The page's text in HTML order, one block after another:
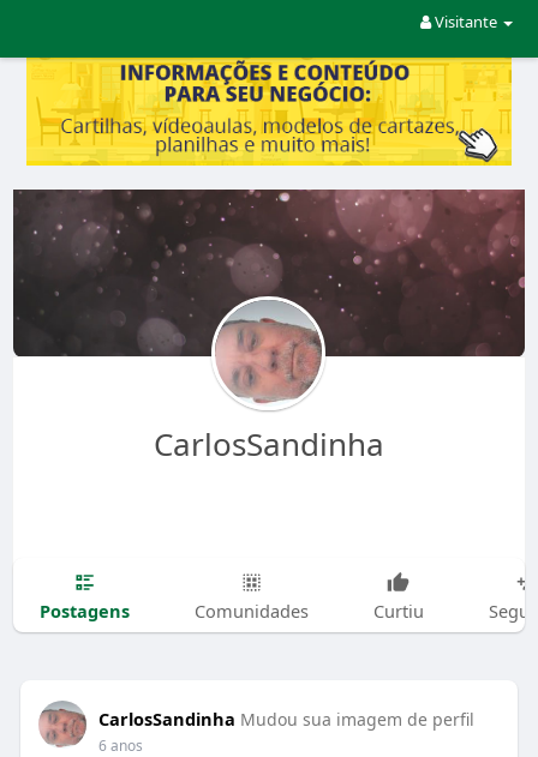
Visitante
CarlosSandinha
Postagens Comunidades Curtiu
CarlosSandinha Mudou sua imagem de perfil
6 anos